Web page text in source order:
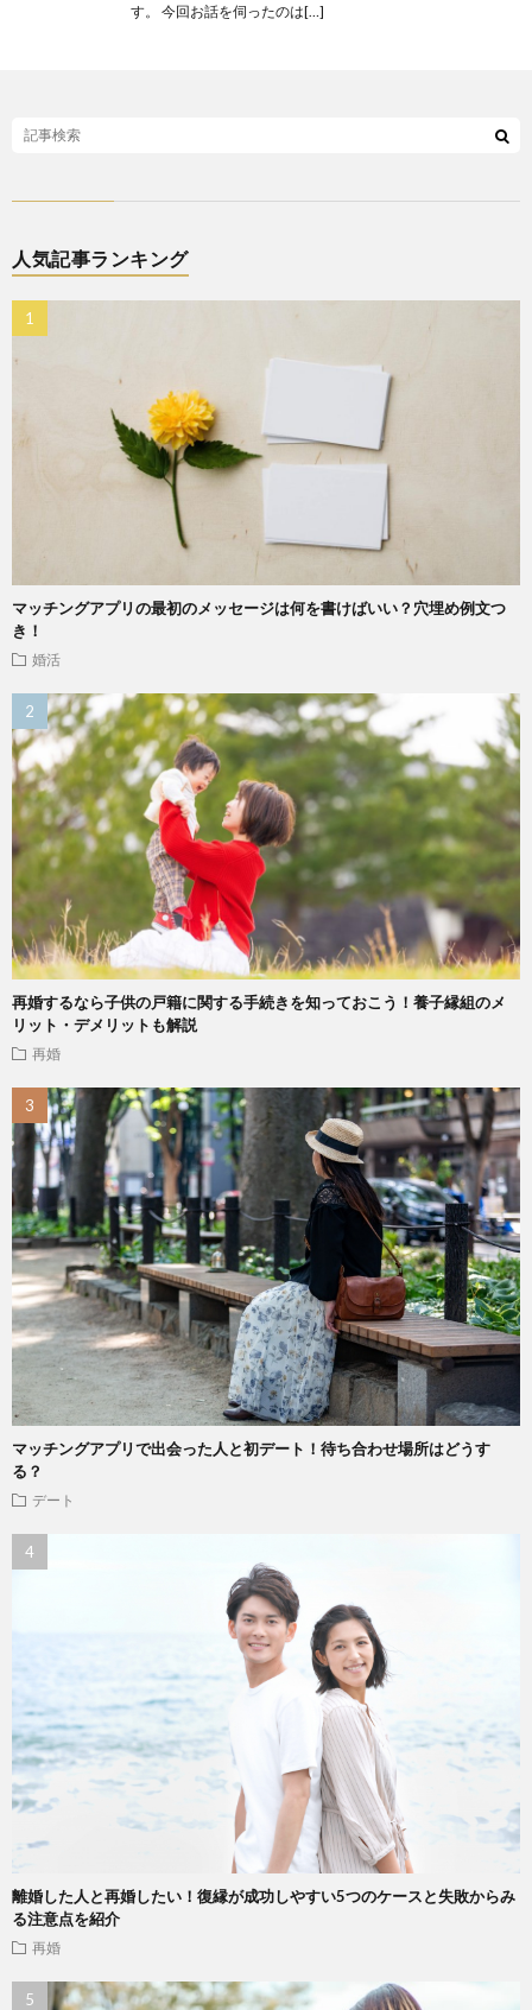
す。 今回お話を伺ったのは[…]
人気記事ランキング
マッチングアプリの最初のメッセージは何を書けばいい？穴埋め例文つ
き！
婚活
再婚するなら子供の戸籍に関する手続きを知っておこう！養子縁組のメ
リット・デメリットも解説
再婚
マッチングアプリで出会った人と初デート！待ち合わせ場所はどうす
る？
デート
離婚した人と再婚したい！復縁が成功しやすい5つのケースと失敗からみ
る注意点を紹介
再婚